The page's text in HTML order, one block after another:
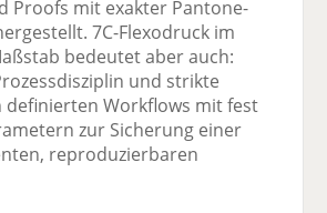
Proofs mit exakter Pantone-
7C-Flexodruck im
bedeutet aber auch:
und strikte
definierten Workflows mit fest
zur Sicherung einer
reproduzierbaren